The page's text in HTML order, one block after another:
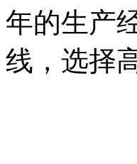
年的生产
线，选择